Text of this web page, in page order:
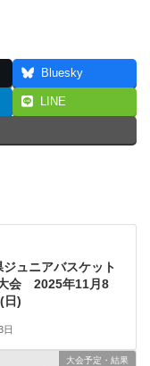
Bluesky
LINE
ュニアバスケット
会 2025年11月8
日)
日
大会予定・結果